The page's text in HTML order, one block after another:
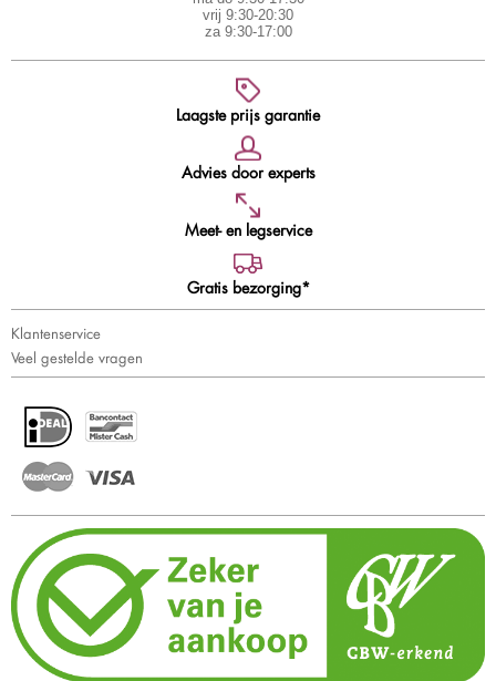
vrij 9:30-20:30
za 9:30-17:00
Laagste prijs garantie
Advies door experts
Meet- en legservice
Gratis bezorging*
Klantenservice
Veel gestelde vragen